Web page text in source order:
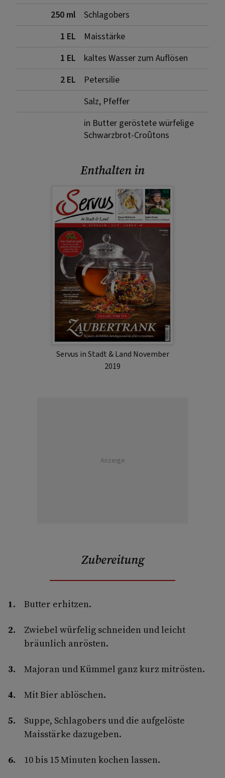
250 ml
Schlagobers
1 EL
Maisstärke
1 EL
kaltes Wasser zum Auflösen
2 EL
Petersilie
Salz, Pfeffer
in Butter geröstete würfelige
Schwarzbrot-Croûtons
Enthalten in
Servus in Stadt & Land November
2019
Anzeige
Zubereitung
Butter erhitzen.
Zwiebel würfelig schneiden und leicht
bräunlich anrösten.
Majoran und Kümmel ganz kurz mitrösten.
Mit Bier ablöschen.
Suppe, Schlagobers und die aufgelöste
Maisstärke dazugeben.
10 bis 15 Minuten kochen lassen.